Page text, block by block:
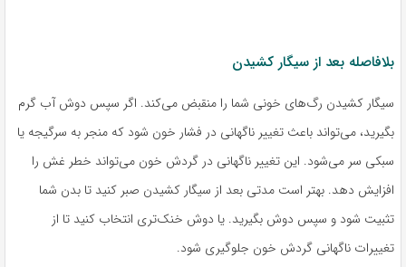
بلافاصله بعد از سیگار کشیدن
سیگار کشیدن رگ‌های خونی شما را منقبض می‌کند. اگر سپس دوش آب گرم
بگیرید، می‌تواند باعث تغییر ناگهانی در فشار خون شود که منجر به سرگیجه یا
سبکی سر می‌شود. این تغییر ناگهانی در گردش خون می‌تواند خطر غش را
افزایش دهد. بهتر است مدتی بعد از سیگار کشیدن صبر کنید تا بدن شما
تثبیت شود و سپس دوش بگیرید. یا دوش خنک‌تری انتخاب کنید تا از
تغییرات ناگهانی گردش خون جلوگیری شود.